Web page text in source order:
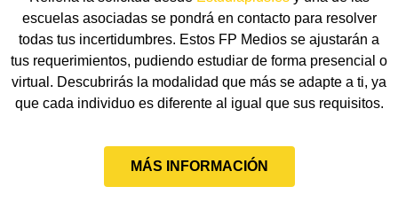
escuelas asociadas se pondrá en contacto para resolver
todas tus incertidumbres. Estos FP Medios se ajustarán a
tus requerimientos, pudiendo estudiar de forma presencial o
virtual. Descubrirás la modalidad que más se adapte a ti, ya
que cada individuo es diferente al igual que sus requisitos.
MÁS INFORMACIÓN